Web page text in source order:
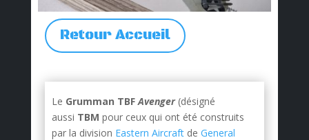
Retour Accueil
Le Grumman TBF Avenger (désigné
aussi TBM pour ceux qui ont été construits
par la division Eastern Aircraft de General